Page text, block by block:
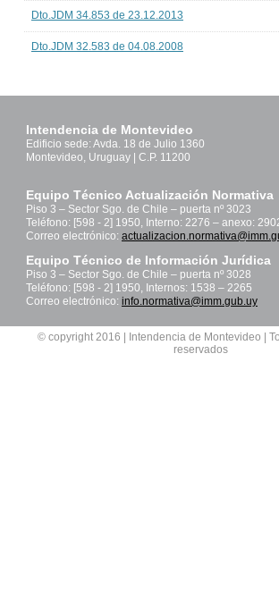
Dto.JDM 34.853 de 23.12.2013
Dto.JDM 32.583 de 04.08.2008
Intendencia de Montevideo
Edificio sede: Avda. 18 de Julio 1360
Montevideo, Uruguay | C.P. 11200
Equipo Técnico Actualización Normativa
Piso 3 – Sector Sgo. de Chile – puerta nº 3023
Teléfono: [598 - 2] 1950, Interno: 2276 – anexo:
Correo electrónico:
Equipo Técnico de Información Jurídica
Piso 3 – Sector Sgo. de Chile – puerta nº 3028
Teléfono: [598 - 2] 1950, Internos: 1538 – 2265
Correo electrónico: info.normativa@imm.gub.uy
© copyright 2016 | Intendencia de Montevideo |
reservados